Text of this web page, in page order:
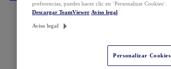
preferencias, puedes hacer clic en ¨Personalizar Cookies¨.
Descargar TeamViewer Aviso legal
Aviso legal
Personalizar Cookies